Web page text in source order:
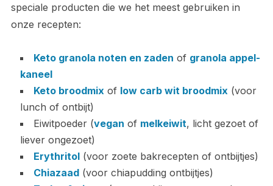
speciale producten die we het meest gebruiken in
onze recepten:
Keto granola noten en zaden of granola appel-
kaneel
Keto broodmix of low carb wit broodmix (voor
lunch of ontbijt)
Eiwitpoeder (vegan of melkeiwit, licht gezoet of
liever ongezoet)
Erythritol(voor zoete bakrecepten of ontbijtjes)
Chiazaad(voor chiapudding ontbijtjes)